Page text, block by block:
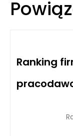
Ranking